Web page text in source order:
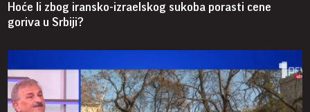
Hoće li zbog iransko-izraelskog sukoba porasti cene
goriva u Srbiji?